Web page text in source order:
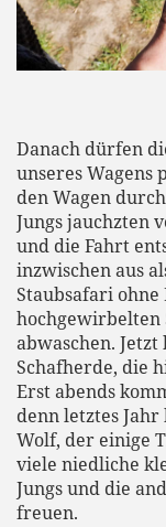
Danach dürfen
unseres Wagens
den Wagen
Jungs jauchzten
und die Fahrt
inzwischen aus
Staubsafari ohne
hochgewirbelten
abwaschen.
Schafherde, die
Erst abends
denn letztes
Wolf, der einige
viele niedliche
Jungs und die
freuen.